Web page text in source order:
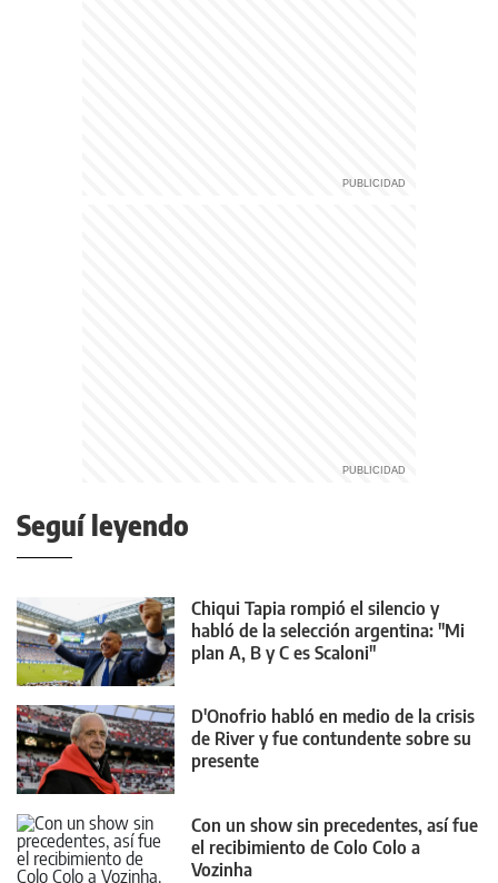
Seguí leyendo
Chiqui Tapia rompió el silencio y
habló de la selección argentina: "Mi
plan A, B y C es Scaloni"
D'Onofrio habló en medio de la crisis
de River y fue contundente sobre su
presente
Con un show sin precedentes, así fue
el recibimiento de Colo Colo a
Vozinha